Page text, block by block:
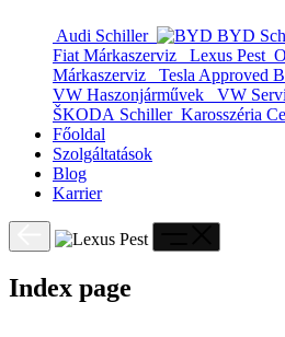
Audi Schiller BYD
Fiat Márkaszerviz
Lexus Pest
Márkaszerviz
Tesla Approved
VW Haszonjárművek
VW
ŠKODA Schiller Karosszéria
Főoldal
Szolgáltatások
Blog
Karrier
Index page